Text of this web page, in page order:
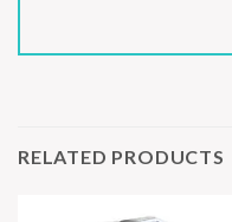
RELATED PRODUCTS